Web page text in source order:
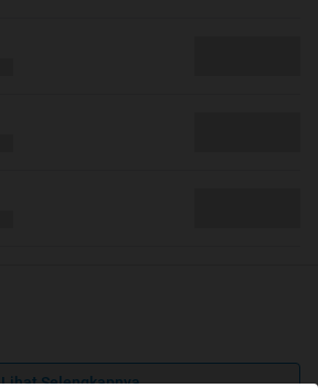
Lihat Selengkapnya